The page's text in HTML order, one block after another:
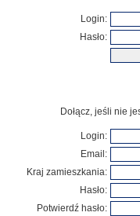
Login:
Hasło:
Dołącz, jeśli nie
Login:
Email:
Kraj zamieszkania:
Hasło:
Potwierdź hasło: